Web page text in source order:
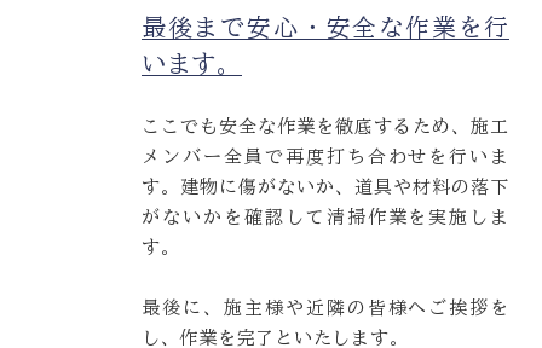
最後まで安心・安全な作業を行
います。
ここでも安全な作業を徹底するため、施工
メンバー全員で再度打ち合わせを行いま
す。建物に傷がないか、道具や材料の落下
がないかを確認して清掃作業を実施しま
す。
最後に、施主様や近隣の皆様へご挨拶を
し、作業を完了といたします。